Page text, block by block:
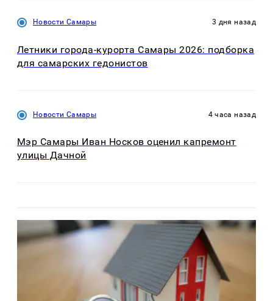
Новости Самары 3 дня назад
Летники города-курорта Самары 2026: подборка
для самарских гедонистов
Новости Самары 4 часа назад
Мэр Самары Иван Носков оценил капремонт
улицы Дачной